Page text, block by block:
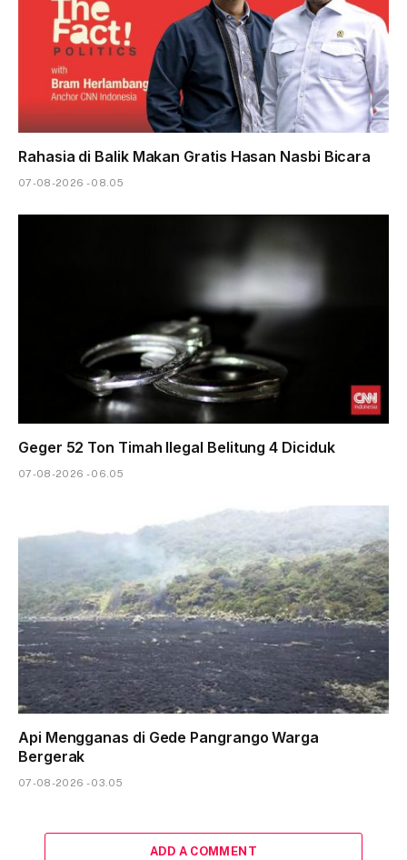
Rahasia di Balik Makan Gratis Hasan Nasbi Bicara
07-08-2026 - 08.05
Geger 52 Ton Timah Ilegal Belitung 4 Diciduk
07-08-2026 - 06.05
Api Mengganas di Gede Pangrango Warga
Bergerak
07-08-2026 - 03.05
ADD A COMMENT